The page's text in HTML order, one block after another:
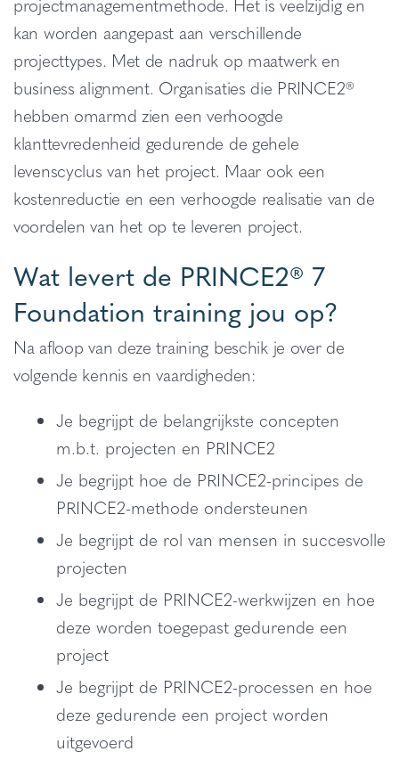
kan worden aangepast aan verschillende
projecttypes. Met de nadruk op maatwerk en
business alignment. Organisaties die PRINCE2®
hebben omarmd zien een verhoogde
klanttevredenheid gedurende de gehele
levenscyclus van het project. Maar ook een
kostenreductie en een verhoogde realisatie van de
voordelen van het op te leveren project.
Wat levert de PRINCE2® 7
Foundation training jou op?
Na afloop van deze training beschik je over de
volgende kennis en vaardigheden:
Je begrijpt de belangrijkste concepten
m.b.t. projecten en PRINCE2
Je begrijpt hoe de PRINCE2-principes de
PRINCE2-methode ondersteunen
Je begrijpt de rol van mensen in succesvolle
projecten
Je begrijpt de PRINCE2-werkwijzen en hoe
deze worden toegepast gedurende een
project
Je begrijpt de PRINCE2-processen en hoe
deze gedurende een project worden
uitgevoerd